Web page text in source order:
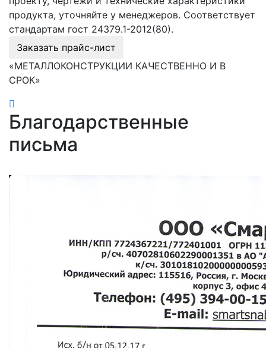
продукта, уточняйте у менеджеров. Соответствует
стандартам гост 24379.1-2012(80).
Заказать прайс-лист
«МЕТАЛЛОКОНСТРУКЦИИ КАЧЕСТВЕННО И В
СРОК»
Благодарственные
письма